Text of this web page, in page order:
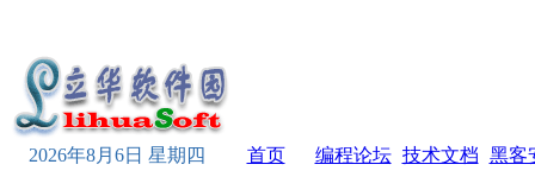
2026年8月6日 星期四 首页 编程论坛 技术文档 黑客